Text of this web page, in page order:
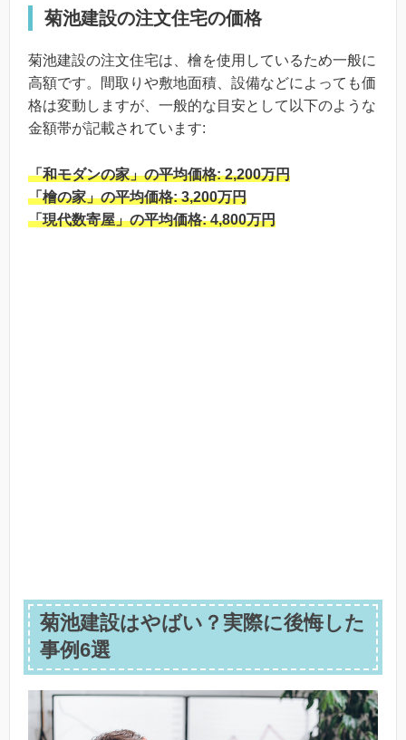
菊池建設の注文住宅の価格
菊池建設の注文住宅は、檜を使用しているため一般に
高額です。間取りや敷地面積、設備などによっても価
格は変動しますが、一般的な目安として以下のような
金額帯が記載されています:
「和モダンの家」の平均価格: 2,200万円
「檜の家」の平均価格: 3,200万円
「現代数寄屋」の平均価格: 4,800万円
菊池建設はやばい？実際に後悔した
事例6選